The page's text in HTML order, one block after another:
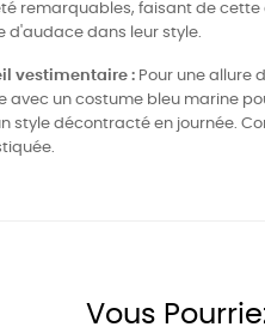
remarquables, faisant de
d'audace dans leur style.
vestimentaire : Pour une allure
avec un costume bleu marine
style décontracté en journée.
Vous